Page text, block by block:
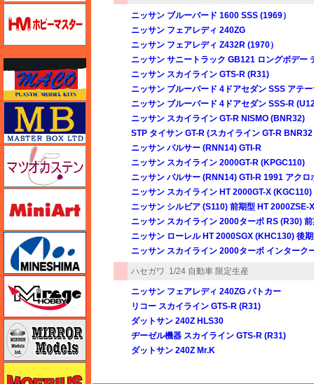
ニッサン ブルーバード 1600 SSS (1969）
ニッサン フェアレディ 240ZG
ニッサン フェアレディ Z432R (1970）
ニッサン サニートラック GB121 ロングボデー
ニッサン スカイライン GTS-R (R31)
ニッサン ブルーバード 4ドアセダン SSS アテ
ニッサン ブルーバード 4ドアセダン SSS-R
ニッサン スカイライン GT-R NISMO (BNR32)
STP タイサン GT-R (スカイライン GT-R
ニッサン パルサー (RNN14) GTI-R
ニッサン スカイライン 2000GT-R (KPGC110)
ニッサン パルサー (RNN14) GTI-R 1991 アクロ
ニッサン スカイライン HT 2000GT-X (KGC110)
ニッサン シルビア (S110) 前期型 HT 2000ZSE-
ニッサン スカイライン 2000ターボ RS (R30)
ニッサン ローレル HT 2000SGX (KHC130) 後
ニッサン スカイライン 2000ターボ インターク
ハセガワ 1/24 自動車 限定生産
ニッサン フェアレディ 240ZG パトカー
リコー スカイライン GTS-R (R31)
ダットサン 240Z HLS30
ヂーゼル機器 スカイライン GTS-R (R31)
ダットサン 240Z Mr.K
マスターボックス
マツオカステン
ミラージュホビー
ミラーモデルズ